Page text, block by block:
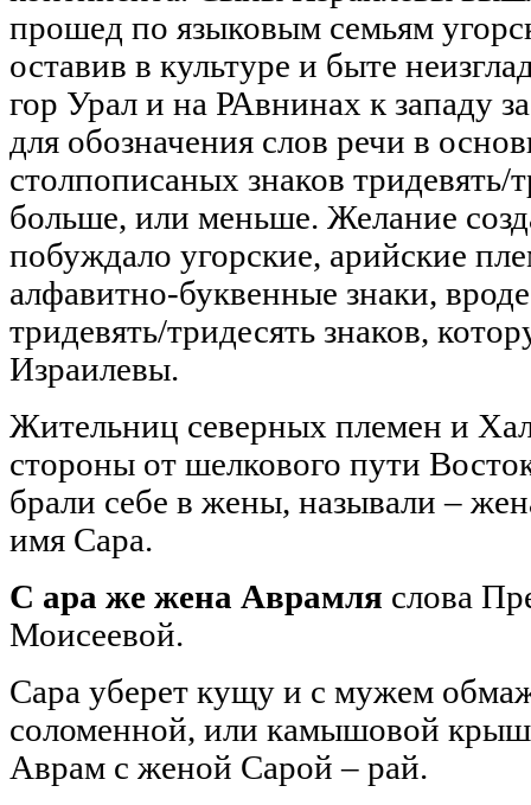
прошед по языковым семьям
оставив в культуре и быте
гор Урал и на РАвнинах к западу
для обозначения слов речи в
столпописаных знаков тридевять/
больше, или меньше. Желание
побуждало угорские, арийские
алфавитно-буквенные знаки,
тридевять/тридесять знаков,
Израилевы.
Жительниц северных племен и
стороны от шелкового пути
брали себе в жены, называли –
имя Сара.
С ара же жена Аврамля слова
Моисеевой.
Сара уберет кущу и с мужем
соломенной, или камышовой
Аврам с женой Сарой – рай.